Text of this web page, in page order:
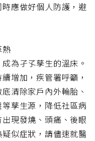
應做好個人防護，避
熱
為孑孓孳生的溫床。
增加，疾管署呼籲，
清除家戶內外輪胎、
孳生源，降低社區病
現發燒、頭痛、後眼
似症狀，請儘速就醫